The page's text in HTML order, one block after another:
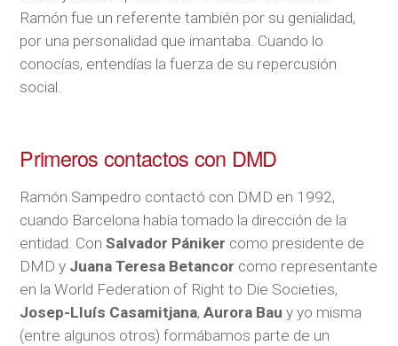
Ramón fue un referente también por su genialidad,
por una personalidad que imantaba. Cuando lo
conocías, entendías la fuerza de su repercusión
social.
Primeros contactos con DMD
Ramón Sampedro contactó con DMD en 1992,
cuando Barcelona había tomado la dirección de la
entidad. ConSalvador Pániker como presidente de
DMD y Juana Teresa Betancor como representante
en la World Federation of Right to Die Societies,
Josep-Lluís Casamitjana,Aurora Bau y yo misma
(entre algunos otros) formábamos parte de un